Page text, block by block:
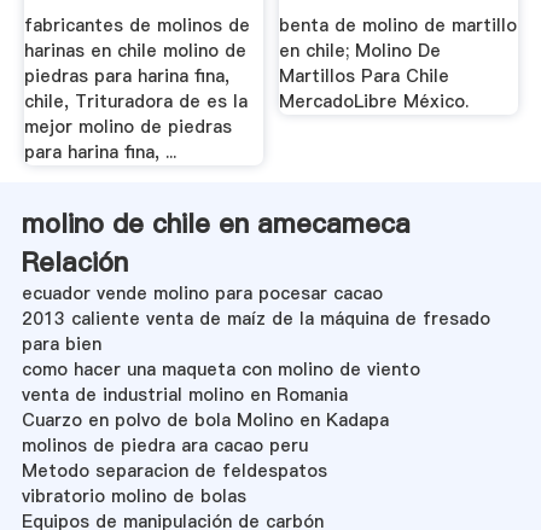
fabricantes de molinos de
harinas en chile molino de
piedras para harina fina,
chile, Trituradora de es la
mejor molino de piedras
para harina fina, ...
benta de molino de martillo
en chile; Molino De
Martillos Para Chile
MercadoLibre México.
molino de chile en amecameca
Relación
ecuador vende molino para pocesar cacao
2013 caliente venta de maíz de la máquina de fresado
para bien
como hacer una maqueta con molino de viento
venta de industrial molino en Romania
Cuarzo en polvo de bola Molino en Kadapa
molinos de piedra ara cacao peru
Metodo separacion de feldespatos
vibratorio molino de bolas
Equipos de manipulación de carbón